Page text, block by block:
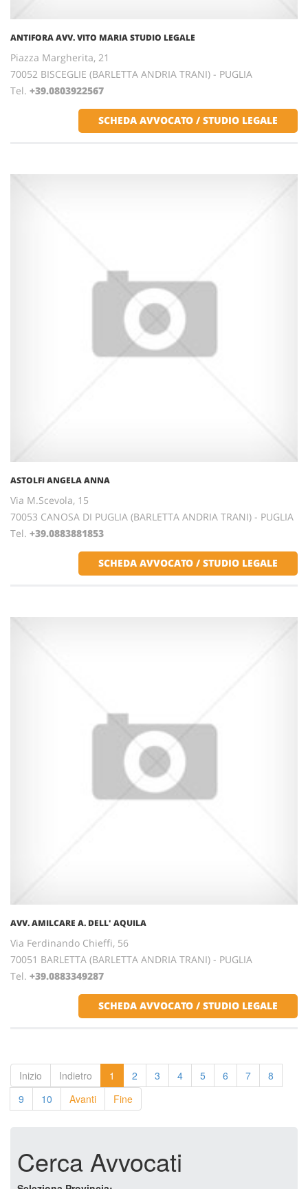
ANTIFORA AVV. VITO MARIA STUDIO LEGALE
Piazza Margherita, 21
70052 BISCEGLIE (BARLETTA ANDRIA TRANI) - PUGLIA
Tel. +39.0803922567
SCHEDA AVVOCATO / STUDIO LEGALE
ASTOLFI ANGELA ANNA
Via M.Scevola, 15
70053 CANOSA DI PUGLIA (BARLETTA ANDRIA TRANI) - PUGLIA
Tel. +39.0883881853
SCHEDA AVVOCATO / STUDIO LEGALE
AVV. AMILCARE A. DELL' AQUILA
Via Ferdinando Chieffi, 56
70051 BARLETTA (BARLETTA ANDRIA TRANI) - PUGLIA
Tel. +39.0883349287
SCHEDA AVVOCATO / STUDIO LEGALE
Inizio Indietro 1 2 3 4 5 6 7
8
9
10 Avanti Fine
Cerca Avvocati